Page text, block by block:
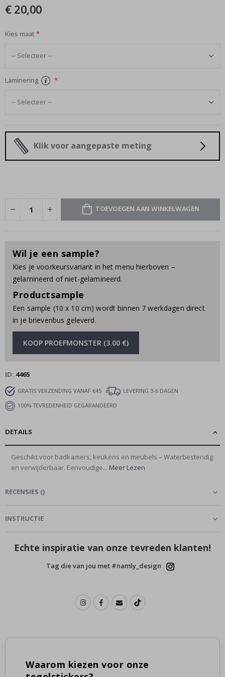
gallerij
€ 20,00
Kies maat
Laminering
Klik voor aangepaste meting
TOEVOEGEN AAN WINKELWAGEN
Wil je een sample?
Kies je voorkeursvariant in het menu hierboven –
gelamineerd of niet-gelamineerd.
Productsample
Een sample (10 x 10 cm) wordt binnen 7 werkdagen direct
in je brievenbus geleverd.
KOOP PROEFMONSTER (3.00 €)
ID 4465
GRATIS VERZENDING VANAF €45
LEVERING 3-6 DAGEN
100% TEVREDENHEID GEGARANDEERD
DETAILS
Geschikt voor badkamers, keukens en meubels – Waterbestendig
en verwijderbaar. Eenvoudige... Meer Lezen
RECENSIES ()
INSTRUCTIE
Echte inspiratie van onze tevreden klanten!
Tag die van jou met #namly_design
Waarom kiezen voor onze